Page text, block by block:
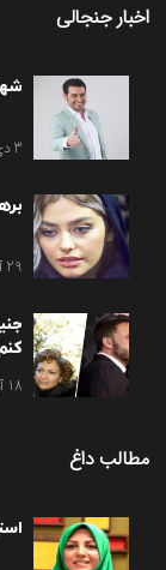
اخبار جنجالی
3 دی, 1403
29 آذر, 1403
18 آبان, 1403
مطالب داغ